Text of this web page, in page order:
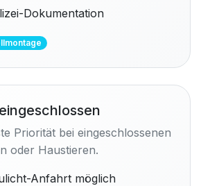
Dokumentation
Priorität bei eingeschlossenen
oder Haustieren.
Anfahrt möglich